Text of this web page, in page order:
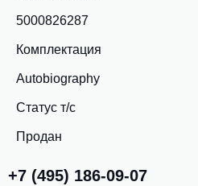
5000826287
Комплектация
Autobiography
Статус т/с
Продан
+7 (495) 186-09-07